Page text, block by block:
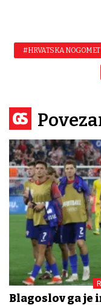
#HRVATSKA
Blagoslov ga je